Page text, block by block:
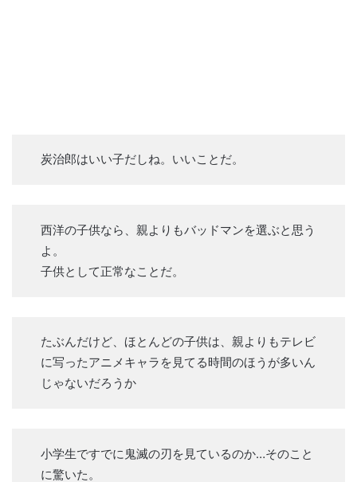
炭治郎はいい子だしね。いいことだ。
西洋の子供なら、親よりもバッドマンを選ぶと思う
よ。
子供として正常なことだ。
たぶんだけど、ほとんどの子供は、親よりもテレビ
に写ったアニメキャラを見てる時間のほうが多いん
じゃないだろうか
小学生ですでに鬼滅の刃を見ているのか…そのこと
に驚いた。